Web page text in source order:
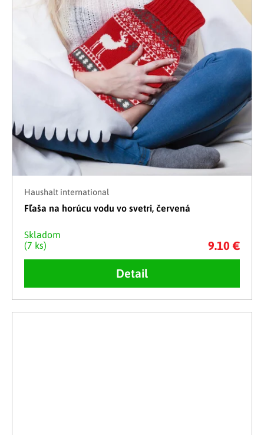
Haushalt international
Fľaša na horúcu vodu vo svetri, červená
Skladom
(7 ks)
9.10 €
Detail